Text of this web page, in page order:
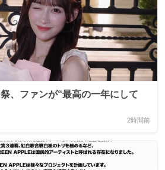
、ファンが“最高の一年にして
2時間前